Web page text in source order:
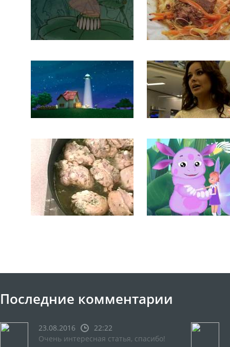
Последние комментарии
23.08.2016
22:22
Очень интересная статья, спасибо!